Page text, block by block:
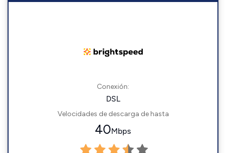
Conexión:
DSL
Velocidades de descarga de hasta
40Mbps